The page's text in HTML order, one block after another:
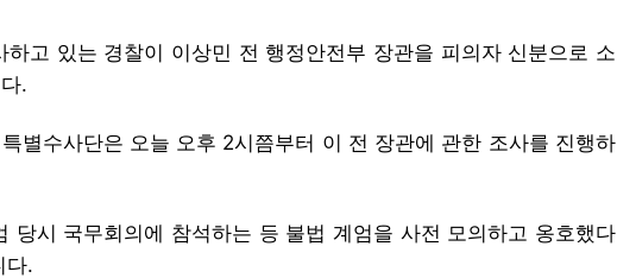
하고 있는 경찰이 이상민 전 행정안전부 장관을 피의자 신분으로 소
.
별수사단은 오늘 오후 2시쯤부터 이 전 장관에 관한 조사를 진행하
당시 국무회의에 참석하는 등 불법 계엄을 사전 모의하고 옹호했다
다.